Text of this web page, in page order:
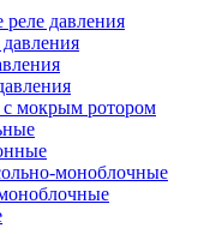
давления
мокрым ротором
моноблочные